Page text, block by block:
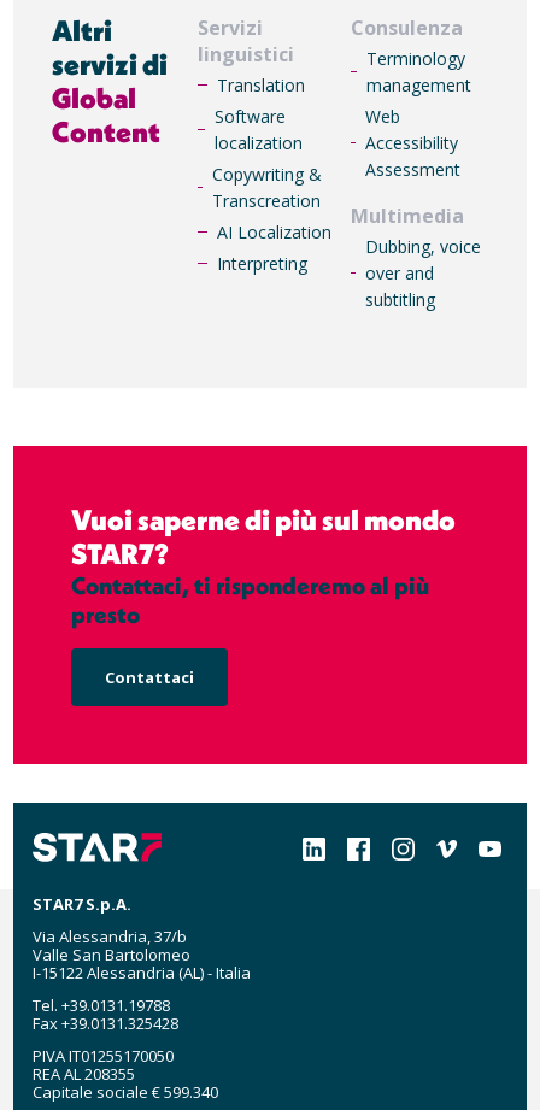
Altri
servizi di
Global
Content
Servizi
linguistici
Translation
Software
localization
Copywriting &
Transcreation
AI Localization
Interpreting
Consulenza
Terminology
management
Web
Accessibility
Assessment
Multimedia
Dubbing, voice
over and
subtitling
Vuoi saperne di più sul mondo
STAR7?
Contattaci, ti risponderemo al più
presto
Contattaci
Social
STAR7 S.p.A.
Via Alessandria, 37/b
Valle San Bartolomeo
I-15122 Alessandria (AL) - Italia
Tel. +39.0131.19788
Fax +39.0131.325428
PIVA IT01255170050
REA AL 208355
Capitale sociale € 599.340